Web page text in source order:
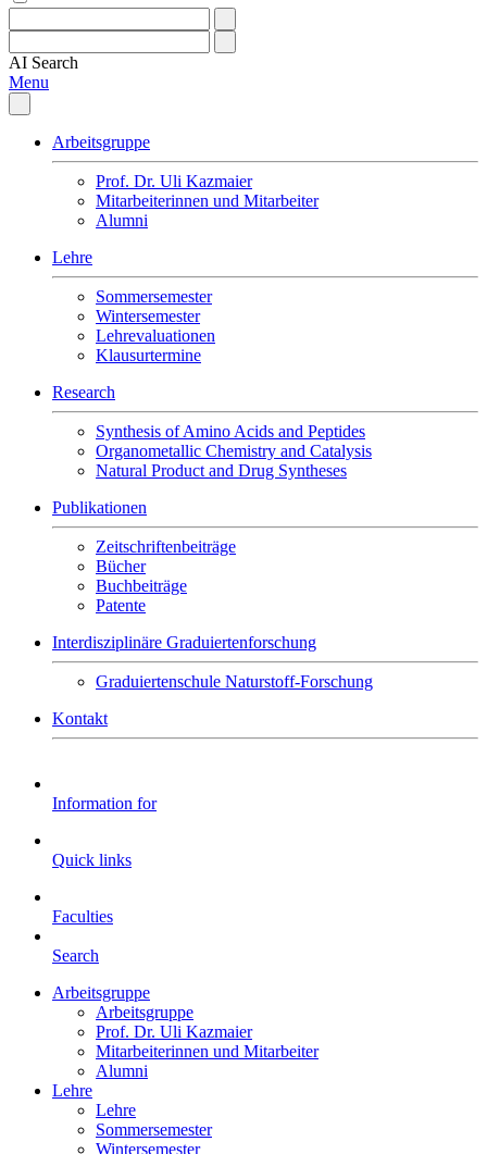
AI Search
Menu
Arbeitsgruppe
Prof. Dr. Uli Kazmaier
Mitarbeiterinnen und Mitarbeiter
Alumni
Lehre
Sommersemester
Wintersemester
Lehrevaluationen
Klausurtermine
Research
Synthesis of Amino Acids and Peptides
Organometallic Chemistry and Catalysis
Natural Product and Drug Syntheses
Publikationen
Zeitschriftenbeiträge
Bücher
Buchbeiträge
Patente
Interdisziplinäre Graduiertenforschung
Graduiertenschule Naturstoff-Forschung
Kontakt
Information for
Quick links
Faculties
Search
Arbeitsgruppe
Arbeitsgruppe
Prof. Dr. Uli Kazmaier
Mitarbeiterinnen und Mitarbeiter
Alumni
Lehre
Lehre
Sommersemester
Wintersemester